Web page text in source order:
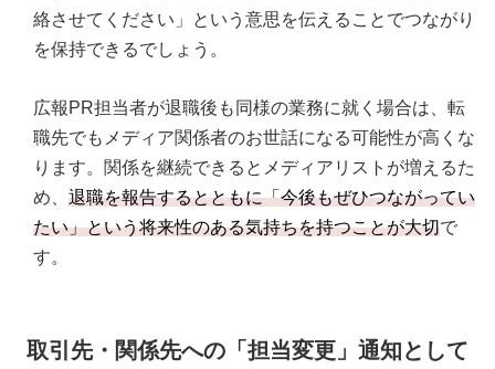
絡させてください」という意思を伝えることでつながり
を保持できるでしょう。
広報PR担当者が退職後も同様の業務に就く場合は、転
職先でもメディア関係者のお世話になる可能性が高くな
ります。関係を継続できるとメディアリストが増えるた
め、 退職を報告するとともに「今後もぜひつながってい
たい」という将来性のある気持ちを持つことが大切で
す。
取引先・関係先への「担当変更」通知として